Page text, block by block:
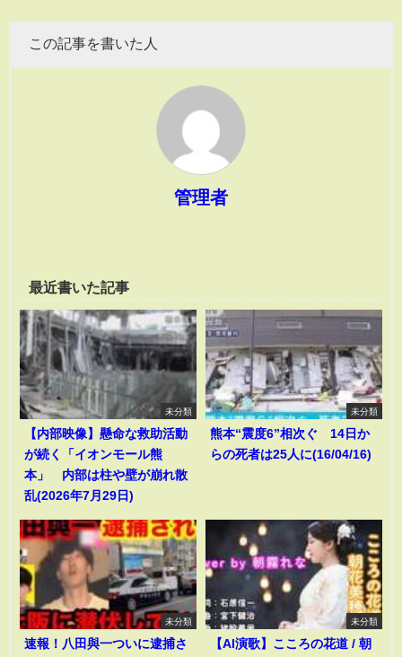
この記事を書いた人
管理者
最近書いた記事
未分類
【内部映像】懸命な救助活動
が続く「イオンモール熊
本」 内部は柱や壁が崩れ散
乱(2026年7月29日)
未分類
熊本“震度6”相次ぐ 14日か
らの死者は25人に(16/04/16)
未分類
速報！八田與一ついに逮捕さ
未分類
【AI演歌】こころの花道 / 朝